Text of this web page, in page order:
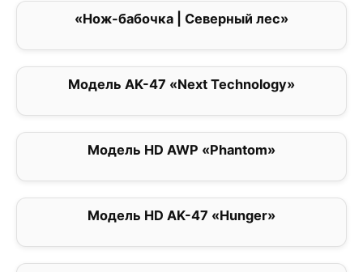
«Нож-бабочка | Северный лес»
Модель AK-47 «Next Technology»
Модель HD AWP «Phantom»
Модель HD AK-47 «Hunger»